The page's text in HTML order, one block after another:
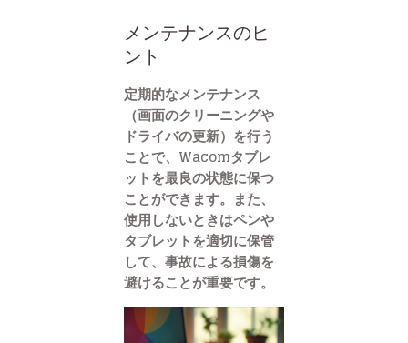
メンテナンスのヒ
ント
定期的なメンテナンス
（画面のクリーニングや
ドライバの更新）を行う
ことで、Wacomタブレ
ットを最良の状態に保つ
ことができます。また、
使用しないときはペンや
タブレットを適切に保管
して、事故による損傷を
避けることが重要です。